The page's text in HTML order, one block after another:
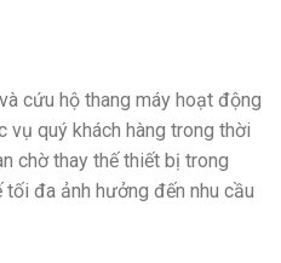
cứu hộ thang máy hoạt động
quý khách hàng trong thời
chờ thay thế thiết bị trong
đa ảnh hưởng đến nhu cầu